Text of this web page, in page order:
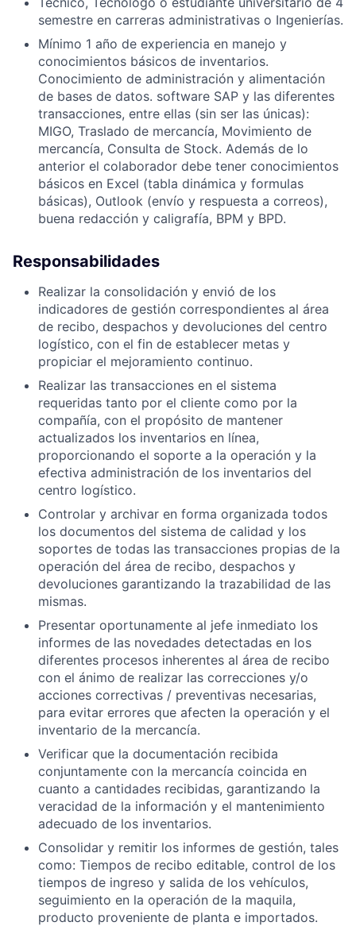
semestre en carreras administrativas o Ingenierías.
Mínimo 1 año de experiencia en manejo y
conocimientos básicos de inventarios.
Conocimiento de administración y alimentación
de bases de datos. software SAP y las diferentes
transacciones, entre ellas (sin ser las únicas):
MIGO, Traslado de mercancía, Movimiento de
mercancía, Consulta de Stock. Además de lo
anterior el colaborador debe tener conocimientos
básicos en Excel (tabla dinámica y formulas
básicas), Outlook (envío y respuesta a correos),
buena redacción y caligrafía, BPM y BPD.
Responsabilidades
Realizar la consolidación y envió de los
indicadores de gestión correspondientes al área
de recibo, despachos y devoluciones del centro
logístico, con el fin de establecer metas y
propiciar el mejoramiento continuo.
Realizar las transacciones en el sistema
requeridas tanto por el cliente como por la
compañía, con el propósito de mantener
actualizados los inventarios en línea,
proporcionando el soporte a la operación y la
efectiva administración de los inventarios del
centro logístico.
Controlar y archivar en forma organizada todos
los documentos del sistema de calidad y los
soportes de todas las transacciones propias de la
operación del área de recibo, despachos y
devoluciones garantizando la trazabilidad de las
mismas.
Presentar oportunamente al jefe inmediato los
informes de las novedades detectadas en los
diferentes procesos inherentes al área de recibo
con el ánimo de realizar las correcciones y/o
acciones correctivas / preventivas necesarias,
para evitar errores que afecten la operación y el
inventario de la mercancía.
Verificar que la documentación recibida
conjuntamente con la mercancía coincida en
cuanto a cantidades recibidas, garantizando la
veracidad de la información y el mantenimiento
adecuado de los inventarios.
Consolidar y remitir los informes de gestión, tales
como: Tiempos de recibo editable, control de los
tiempos de ingreso y salida de los vehículos,
seguimiento en la operación de la maquila,
producto proveniente de planta e importados.